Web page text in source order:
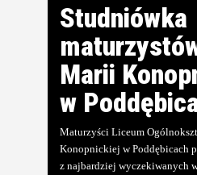
Studniówka
Marii
w
Maturzyści Liceum
Konopnickiej w Poddębicach
z najbardziej wyczekiwanych